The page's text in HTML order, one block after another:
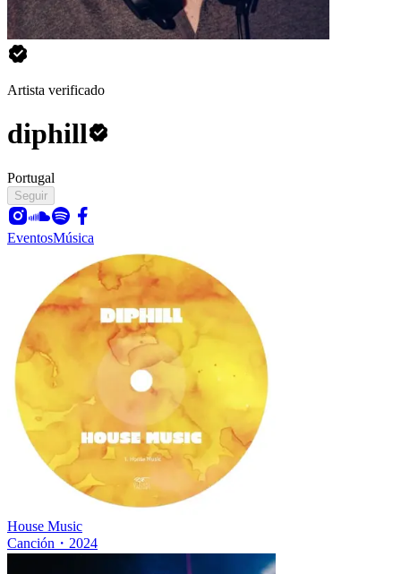
Artista verificado
diphill
Portugal
Seguir
EventosMúsica
House Music
Canción ・ 2024